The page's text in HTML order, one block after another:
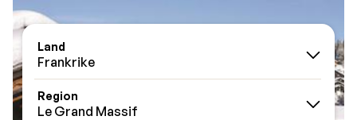
Land
Frankrike
Region
Le Grand Massif